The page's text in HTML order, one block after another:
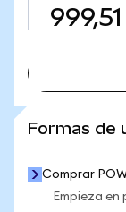
Formas de
Comprar
Empieza